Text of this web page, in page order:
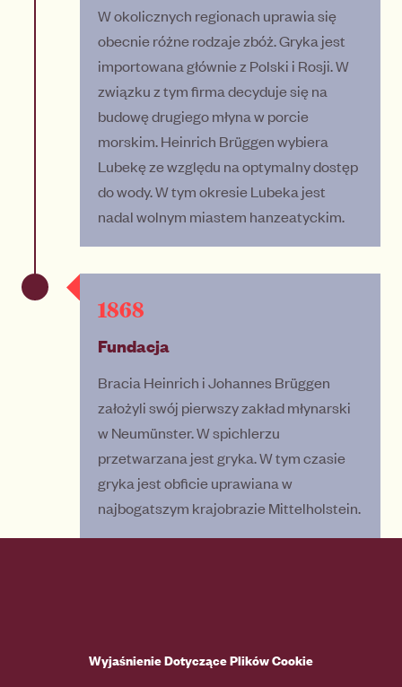
W okolicznych regionach uprawia się
obecnie różne rodzaje zbóż. Gryka jest
importowana głównie z Polski i Rosji. W
związku z tym firma decyduje się na
budowę drugiego młyna w porcie
morskim. Heinrich Brüggen wybiera
Lubekę ze względu na optymalny dostęp
do wody. W tym okresie Lubeka jest
nadal wolnym miastem hanzeatyckim.
1868
Fundacja
Bracia Heinrich i Johannes Brüggen
założyli swój pierwszy zakład młynarski
w Neumünster. W spichlerzu
przetwarzana jest gryka. W tym czasie
gryka jest obficie uprawiana w
najbogatszym krajobrazie Mittelholstein.
Wyjaśnienie Dotyczące Plików Cookie